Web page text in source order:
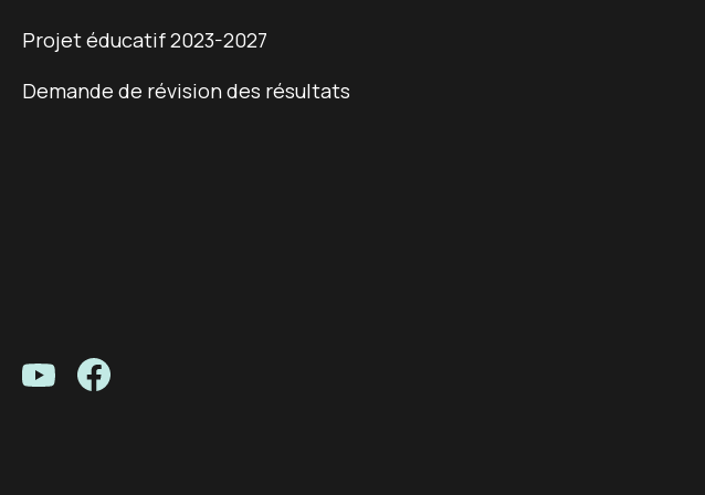
Projet éducatif 2023-2027
Demande de révision des résultats
Centre Louis-Joliet - Youtube
Centre Louis-Joliet - Facebook